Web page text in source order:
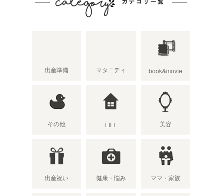
出産準備 マタニティ book&movie
その他 LIFE 美容
出産祝い 健康・悩み ママ・家族